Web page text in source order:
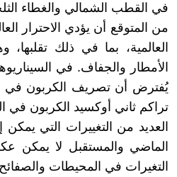
في القطب الشمالي والغطاء
من المتوقع أن يؤدي الاحترار
العالمية، بما في ذلك
الأمطار والجفاف. في
يُفترض أن تصريف الكربون في
تراكم ثاني أوكسيد الكربون في
العديد من التغييرات التي
الماضي والمستقبل لا يمكن
التغيرات في المحيطات